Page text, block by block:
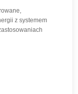
z systemem